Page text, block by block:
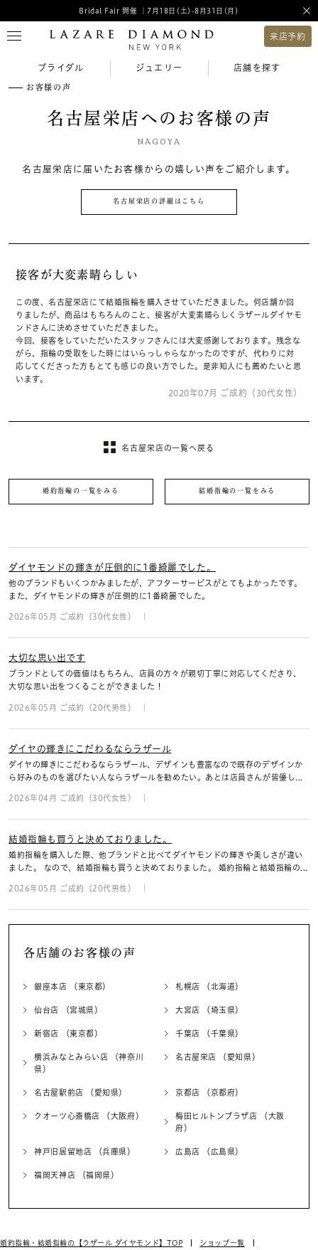
Bridal Fair 開催 ｜7月18日(土)-8月31日(月)
来店予約
ブライダル ジュエリー 店舗を探す
お客様の声
名古屋栄店へのお客様の声
NAGOYA
名古屋栄店に届いたお客様からの嬉しい声をご紹介します。
名古屋栄店の詳細はこちら
接客が大変素晴らしい
この度、名古屋栄店にて結婚指輪を購入させていただきました。何店舗か回
りましたが、商品はもちろんのこと、接客が大変素晴らしくラザールダイヤモ
ンドさんに決めさせていただきました。
今回、接客をしていただいたスタッフさんには大変感謝しております。残念な
がら、指輪の受取をした時にはいらっしゃらなかったのですが、代わりに対
応してくださった方もとても感じの良い方でした。是非知人にも薦めたいと思
います。
2020年07月 ご成約（30代女性）
名古屋栄店の一覧へ戻る
婚約指輪の一覧をみる 結婚指輪の一覧をみる
ダイヤモンドの輝きが圧倒的に1番綺麗でした。
他のブランドもいくつかみましたが、アフターサービスがとてもよかったです。
また、ダイヤモンドの輝きが圧倒的に1番綺麗でした。
2026年05月 ご成約（30代女性）
大切な思い出です
ブランドとしての価値はもちろん、店員の方々が親切丁寧に対応してくださり、
大切な思い出をつくることができました！
2026年05月 ご成約（20代男性）
ダイヤの輝きにこだわるならラザール
ダイヤの輝きにこだわるならラザール、デザインも豊富なので既存のデザインか
ら好みのものを選びたい人ならラザールを勧めたい。あとは店員さんが皆優し...
2026年04月 ご成約（30代女性）
結婚指輪も買うと決めておりました。
婚約指輪を購入した際、他ブランドと比べてダイヤモンドの輝きや美しさが違い
ました。 なので、結婚指輪も買うと決めておりました。 婚約指輪と結婚指輪の...
2026年05月 ご成約（20代男性）
各店舗のお客様の声
銀座本店 （東京都） 札幌店 （北海道）
仙台店 （宮城県） 大宮店 （埼玉県）
新宿店 （東京都） 千葉店 （千葉県）
横浜みなとみらい店 （神奈川
県）
名古屋栄店 （愛知県）
名古屋駅前店 （愛知県） 京都店 （京都府）
クオーツ心斎橋店 （大阪府）
梅田ヒルトンプラザ店 （大阪
府）
神戸旧居留地店 （兵庫県） 広島店 （広島県）
福岡天神店 （福岡県）
婚約指輪・結婚指輪の【ラザール ダイヤモンド】TOP
ショップ一覧